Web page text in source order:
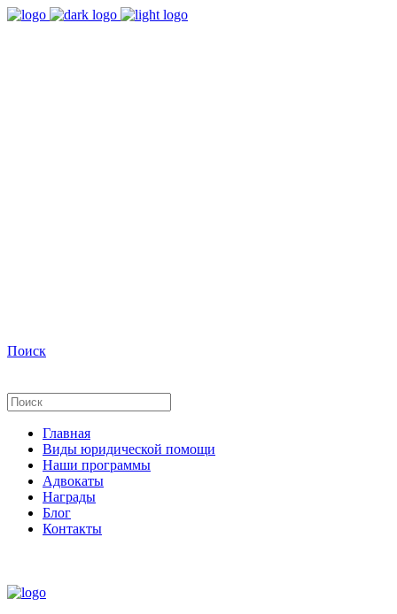
Поиск
Главная
Виды юридической помощи
Наши программы
Адвокаты
Награды
Блог
Контакты